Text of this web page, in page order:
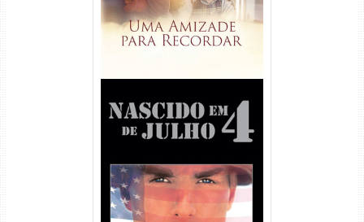
Nascido em 4 de Julho
Torrent (1989) WEB-DL 1080p
Dual Áudio